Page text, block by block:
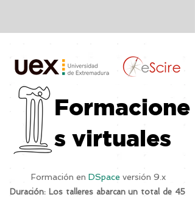
Formacione
s virtuales
Formación en DSpace versión 9.x
Duración: Los talleres abarcan un total de 45